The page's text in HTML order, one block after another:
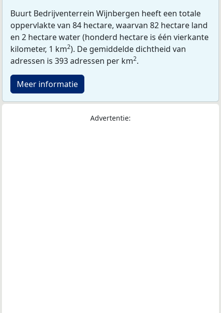
Buurt Bedrijventerrein Wijnbergen heeft een totale
oppervlakte van 84 hectare, waarvan 82 hectare land
en 2 hectare water (honderd hectare is één vierkante
kilometer, 1 km2). De gemiddelde dichtheid van
adressen is 393 adressen per km2.
Meer informatie
Advertentie: